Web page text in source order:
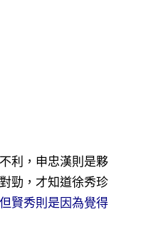
利，申忠漢則是夥
勁，才知道徐秀珍
但賢秀則是因為覺得